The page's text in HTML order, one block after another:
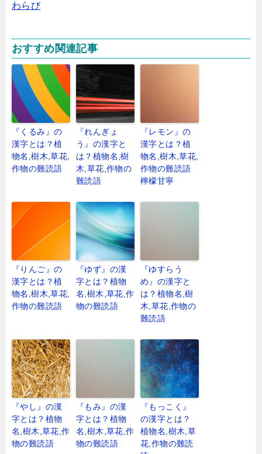
わらび
おすすめ関連記事
『くるみ』の
漢字とは？植
物名,樹木,草花,
作物の難読語
『れんぎょ
う』の漢字と
は？植物名,樹
木,草花,作物の
難読語
『レモン』の
漢字とは？植
物名,樹木,草花,
作物の難読語
檸檬甘寧
『りんご』の
漢字とは？植
物名,樹木,草花,
作物の難読語
『ゆず』の漢
字とは？植物
名,樹木,草花,作
物の難読語
『ゆすらう
め』の漢字と
は？植物名,樹
木,草花,作物の
難読語
『やし』の漢
字とは？植物
名,樹木,草花,作
物の難読語
『もみ』の漢
字とは？植物
名,樹木,草花,作
物の難読語
『もっこく』
の漢字とは？
植物名,樹木,草
花,作物の難読